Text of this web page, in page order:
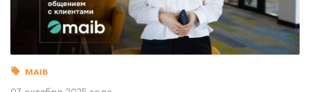
MAIB